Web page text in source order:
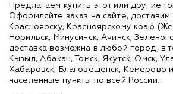
Предлагаем купить этот или другие
Оформляйте заказ на сайте, доставим
Красноярску, Красноярскому краю
Норильск, Минусинск, Ачинск,
доставка возможна в любой город, в
Кызыл, Абакан, Томск, Якутск, Омск,
Хабаровск, Благовещенск, Кемерово
населенные пункты по всей России.